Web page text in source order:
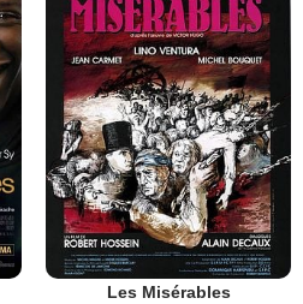
Les Misérables